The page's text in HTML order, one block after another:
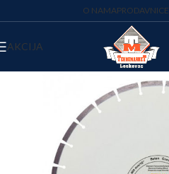
O NAMAPRODAVNICE
AKCIJA